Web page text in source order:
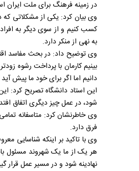
در زمینه فرهنگ برای ملت ایران
وی بیان کرد: یکی از مشکلاتی
کسب کنیم و از سوی دیگر به
به نهی از منکر دارد.
وی توضیح داد: در بحث مفاسد
بینیم کارمان با پرداخت رشوه
دانیم اما اگر برای خود ما پیش
این استاد دانشگاه تصریح کرد:
شود، در عمل چیز دیگری اتفاق
وی خاطرنشان کرد: متاسفانه
فرق دارد.
وی با تاکید بر اینکه شناسایی
هر یک از ما یک شهروند مسئول
نهادینه شود و در مسیر عمل قرار